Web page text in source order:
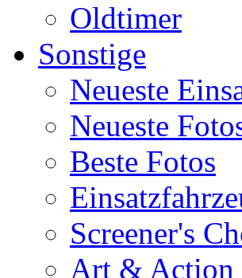
Oldtimer
Sonstige
Neueste
Neueste
Beste Fotos
Screener's
Art & Action